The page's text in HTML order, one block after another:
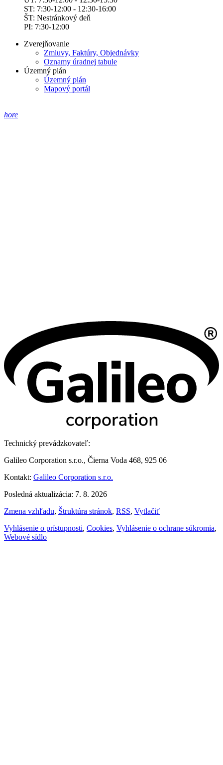
ST: 7:30-12:00 - 12:30-16:00
ŠT: Nestránkový deň
PI: 7:30-12:00
Zverejňovanie
Zmluvy, Faktúry, Objednávky
Oznamy úradnej tabule
Územný plán
Územný plán
Mapový portál
hore
Technický prevádzkovateľ:
Galileo Corporation s.r.o., Čierna Voda 468, 925 06
Kontakt: Galileo Corporation s.r.o.
Posledná aktualizácia: 7. 8. 2026
Zmena vzhľadu, Štruktúra stránok, RSS, Vytlačiť
Vyhlásenie o prístupnosti, Cookies, Vyhlásenie o ochrane súkromia,
Webové sídlo